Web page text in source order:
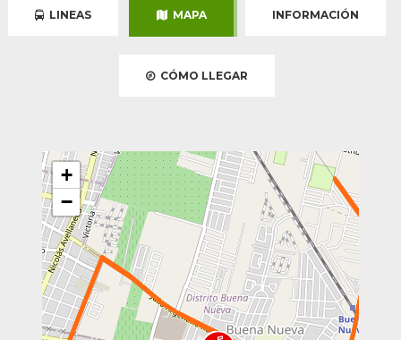
LINEAS MAPA INFORMACIÓN
CÓMO LLEGAR
+
−